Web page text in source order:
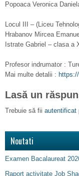
Popoaca Veronica
Locul III – (Liceu
Hrabanov Mircea
Istrate Gabriel – clasa a
Profesor indrumator :
Mai multe detalii :
Lasă un
Trebuie să fii autentificat
Noutati
Examen Bacalaureat
Raport activitate Job